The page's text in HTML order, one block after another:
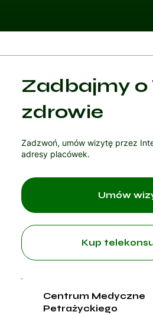
Zadbajmy o
zdrowie
Zadzwoń, umów wizytę przez
adresy placówek.
Kup
Centrum Medyczne
Petrażyckiego
Umów